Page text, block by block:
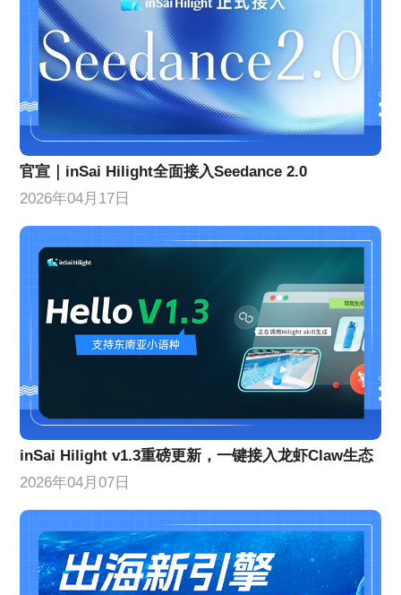
官宣｜inSai Hilight全面接入Seedance 2.0
2026年04月17日
inSai Hilight v1.3重磅更新，一键接入龙虾Claw生态
2026年04月07日